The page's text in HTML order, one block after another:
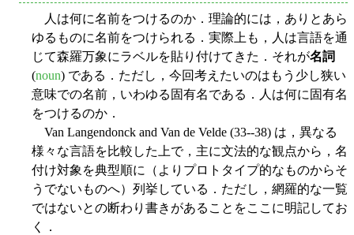
人は何に名前をつけるのか．理論的には，ありとあら
ゆるものに名前をつけられる．実際上も，人は言語を通
じて森羅万象にラベルを貼り付けてきた．それが名詞
(noun) である．ただし，今回考えたいのはもう少し狭い
意味での名前，いわゆる固有名である．人は何に固有名
をつけるのか．
Van Langendonck and Van de Velde (33--38) は，異なる
様々な言語を比較した上で，主に文法的な観点から，名
付け対象を典型順に（よりプロトタイプ的なものからそ
うでないものへ）列挙している．ただし，網羅的な一覧
ではないとの断わり書きがあることをここに明記してお
く．